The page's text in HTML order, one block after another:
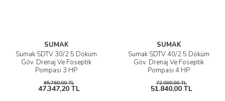
SUMAK
Sumak SDTV 30/2.5 Döküm
Göv. Drenaj Ve Foseptik
Pompası 3 HP
65.760,00 TL
47.347,20 TL
SUMAK
Sumak SDTV 40/2.5 Döküm
Göv. Drenaj Ve Foseptik
Pompası 4 HP
72.000,00 TL
51.840,00 TL